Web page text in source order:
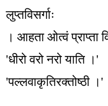
लुप्तविसर्गाः
। आहता ओत्वं प्राप्ता
'धीरो वरो नरो याति । '
'पल्लवाकृतिरक्तोष्ठी । '